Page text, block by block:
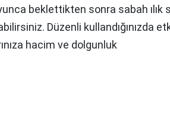
beklettikten sonra sabah ılık
Düzenli kullandığınızda
hacim ve dolgunluk